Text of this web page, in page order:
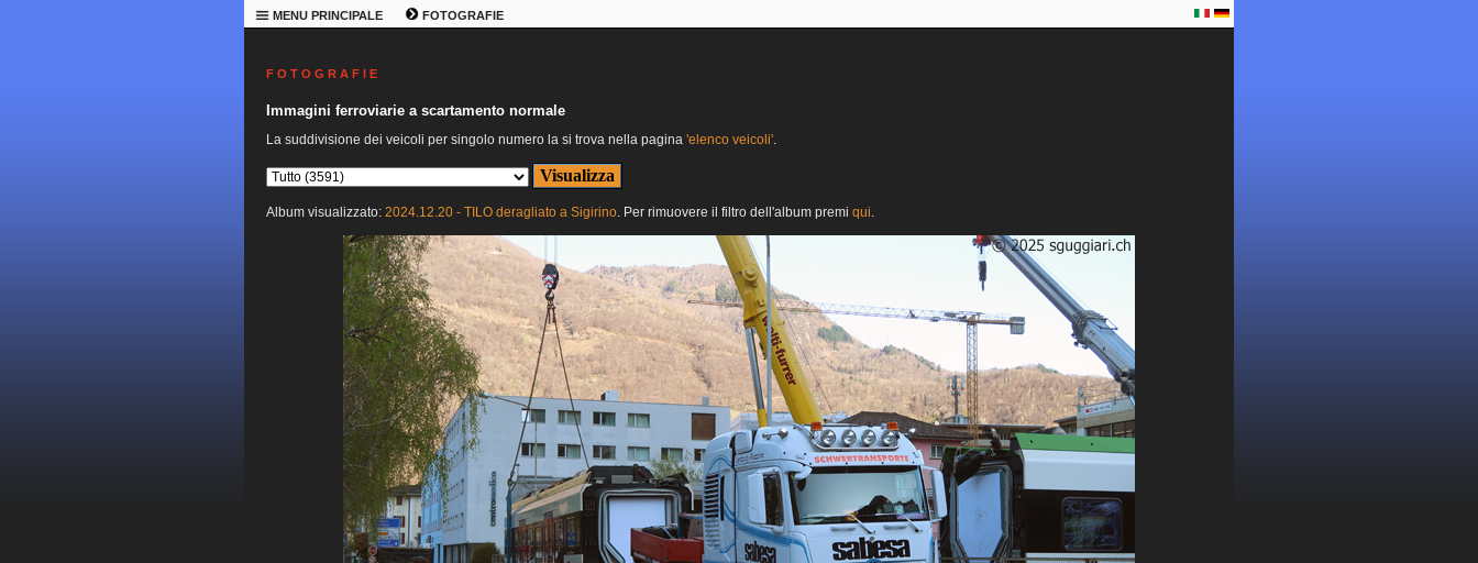
MENU PRINCIPALE FOTOGRAFIE
F O T O G R A F I E
Immagini ferroviarie a scartamento normale
La suddivisione dei veicoli per singolo numero la si trova nella pagina 'elenco veicoli'.
Album visualizzato: 2024.12.20 - TILO deragliato a Sigirino. Per rimuovere il filtro dell'album premi qui.